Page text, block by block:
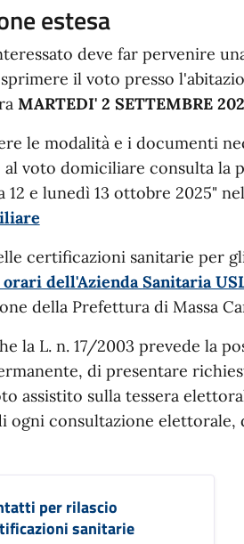
estesa
deve far pervenire
il voto presso
MARTEDI' 2 SETTEMBRE
le modalità e i documenti
al voto domiciliare consulta la
12 e lunedì 13 ottobre 2025"
certificazioni sanitarie per
dell'Azienda Sanitaria
della Prefettura di Massa
la L. n. 17/2003 prevede la
di presentare
assistito sulla tessera
ogni consultazione
per rilascio
sanitarie